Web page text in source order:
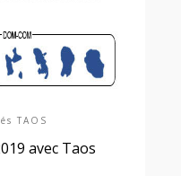
TAOS
avec Taos